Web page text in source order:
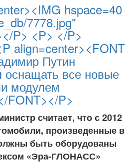
hspace=40
7778.jpg"
P> <P> </P>
align=center><FONT
Путин
оснащать все новые
модулем
P>
считает, что с 2012
произведенные в
быть оборудованы
«Эра-ГЛОНАСС»